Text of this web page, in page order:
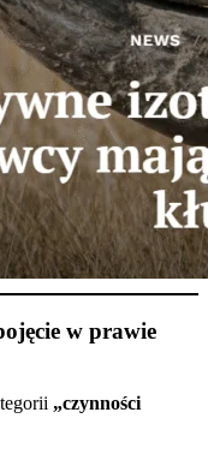
w prawie
„czynności